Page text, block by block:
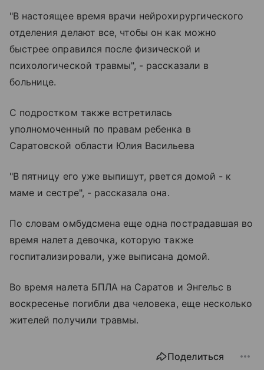
"В настоящее время врачи нейрохирургического
отделения делают все, чтобы он как можно
быстрее оправился после физической и
психологической травмы", - рассказали в
больнице.
С подростком также встретилась
уполномоченный по правам ребенка в
Саратовской области Юлия Васильева
"В пятницу его уже выпишут, рвется домой - к
маме и сестре", - рассказала она.
По словам омбудсмена еще одна пострадавшая во
время налета девочка, которую также
госпитализировали, уже выписана домой.
Во время налета БПЛА на Саратов и Энгельс в
воскресенье погибли два человека, еще несколько
жителей получили травмы.
Поделиться